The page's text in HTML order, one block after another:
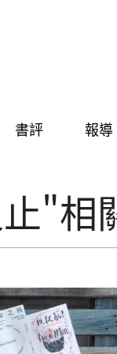
書評 報導
"相